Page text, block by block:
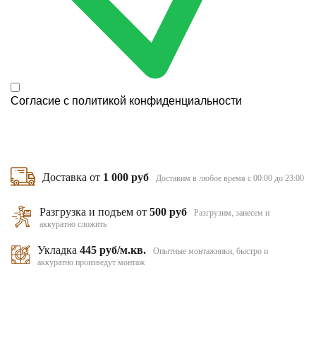
Согласие с политикой конфиденциальности
Доставка от 1 000 руб Доставим в любое время с 00:00 до 23:00
Разгрузка и подъем от500 руб
Разгрузим, занесем и
аккуратно сложить
Укладка 445 руб/м.кв.
Опытные монтажники, быстро и
аккуратно произведут монтаж